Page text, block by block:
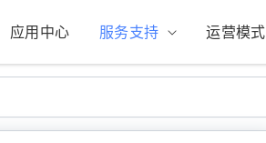
应用中心 服务支持 运营模式